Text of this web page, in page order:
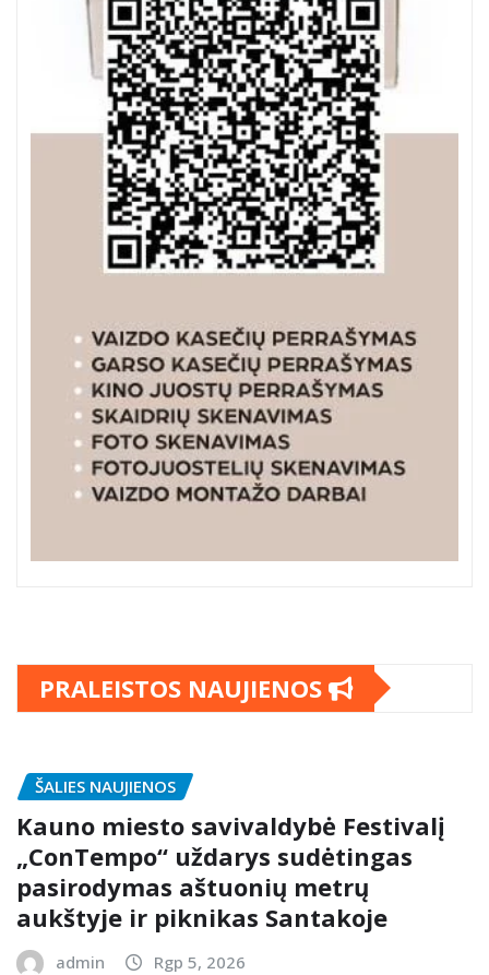
PRALEISTOS NAUJIENOS
ŠALIES NAUJIENOS
Kauno miesto savivaldybė Festivalį
„ConTempo“ uždarys sudėtingas
pasirodymas aštuonių metrų
aukštyje ir piknikas Santakoje
admin Rgp 5, 2026